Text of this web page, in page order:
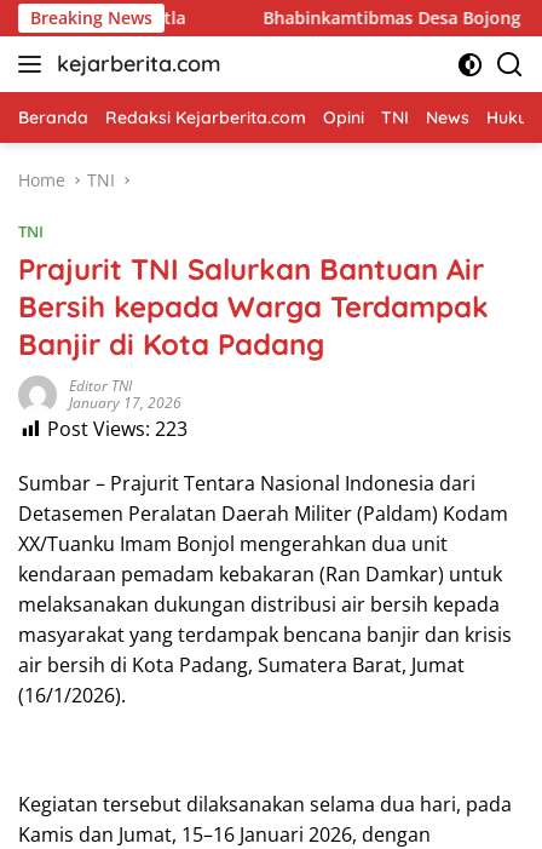
Skip
to
content
Breaking NewsBhabinkamtibmas Desa Bojong Bersama
kejarberita.com
Beranda Redaksi Kejarberita.com Opini TNI News
Home TNI
TNI
Prajurit TNI Salurkan Bantuan Air
Bersih kepada Warga Terdampak
Banjir di Kota Padang
Editor TNI
January 17, 2026
Post Views: 223
Sumbar – Prajurit Tentara Nasional Indonesia dari
Detasemen Peralatan Daerah Militer (Paldam) Kodam
XX/Tuanku Imam Bonjol mengerahkan dua unit
kendaraan pemadam kebakaran (Ran Damkar) untuk
melaksanakan dukungan distribusi air bersih kepada
masyarakat yang terdampak bencana banjir dan krisis
air bersih di Kota Padang, Sumatera Barat, Jumat
(16/1/2026).
Kegiatan tersebut dilaksanakan selama dua hari, pada
Kamis dan Jumat, 15–16 Januari 2026, dengan